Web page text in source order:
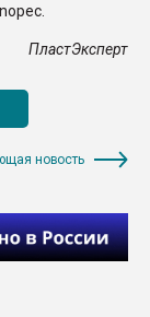
ПластЭксперт
новость